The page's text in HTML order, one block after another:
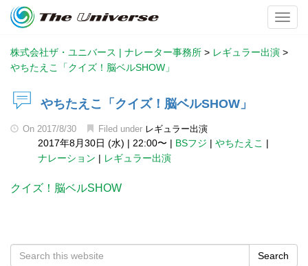
株式会社ザ・ユニバース | ナレーター事務所 > レギュラー出演 >
やちたえこ「クイズ！脳ベルSHOW」
やちたえこ「クイズ！脳ベルSHOW」
On 2017/8/30 Filed under レギュラー出演
2017年8月30日 (水) | 22:00〜 | BSフジ | やちたえこ |
ナレーション | レギュラー出演
クイズ！脳ベルSHOW
Search